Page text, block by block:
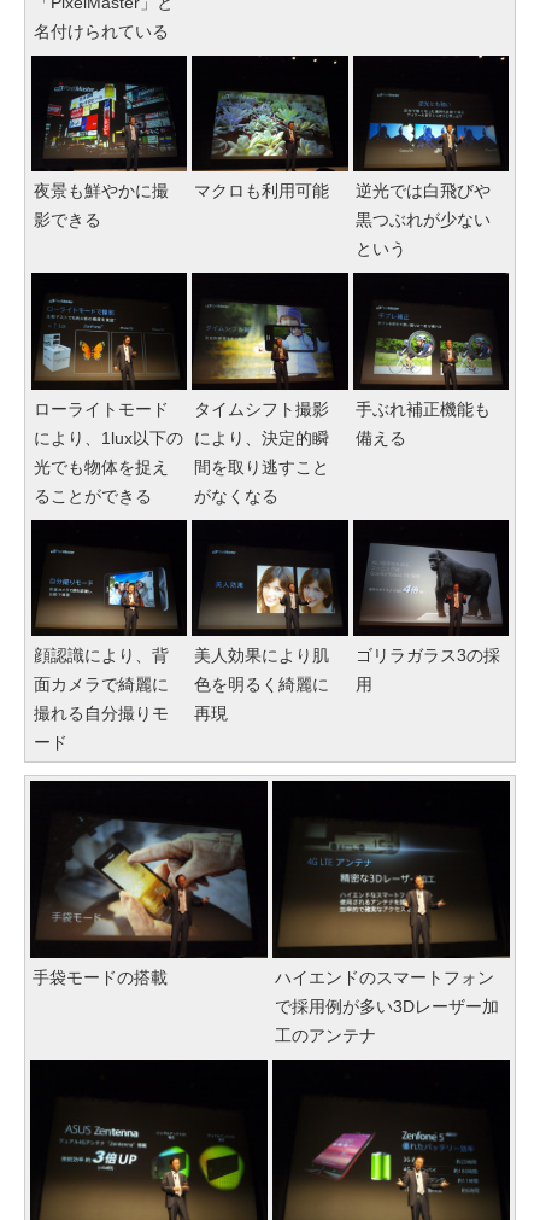
名付けられている
夜景も鮮やかに撮
影できる
マクロも利用可能
逆光では白飛びや
黒つぶれが少ない
という
ローライトモード
により、1lux以下の
光でも物体を捉え
ることができる
タイムシフト撮影
により、決定的瞬
間を取り逃すこと
がなくなる
手ぶれ補正機能も
備える
顔認識により、背
面カメラで綺麗に
撮れる自分撮りモ
ード
美人効果により肌
色を明るく綺麗に
再現
ゴリラガラス3の採
用
手袋モードの搭載
ハイエンドのスマートフォン
で採用例が多い3Dレーザー加
工のアンテナ